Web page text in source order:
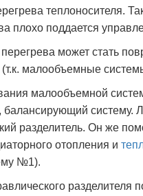
теплоносителя.
плохо поддается
перегрева может стать
(т.к. малообъемные
малообъемной
балансирующий систему.
разделитель. Он же
отопления и
№1).
разделителя